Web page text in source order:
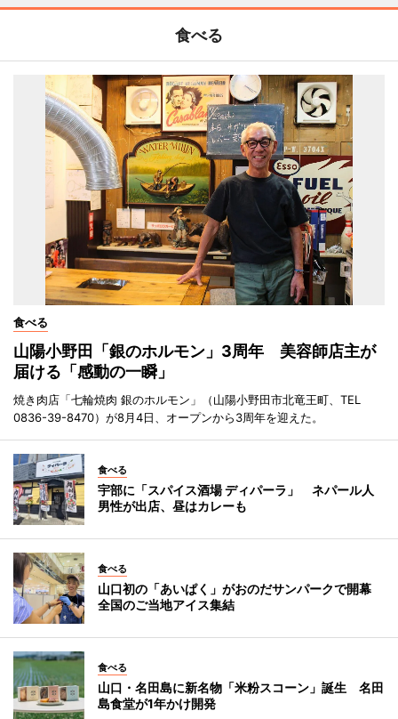
食べる
食べる
山陽小野田「銀のホルモン」3周年 美容師店主が
届ける「感動の一瞬」
焼き肉店「七輪焼肉 銀のホルモン」（山陽小野田市北竜王町、TEL
0836-39-8470）が8月4日、オープンから3周年を迎えた。
食べる
宇部に「スパイス酒場 ディパーラ」 ネパール人
男性が出店、昼はカレーも
食べる
山口初の「あいぱく」がおのだサンパークで開幕
全国のご当地アイス集結
食べる
山口・名田島に新名物「米粉スコーン」誕生 名田
島食堂が1年かけ開発